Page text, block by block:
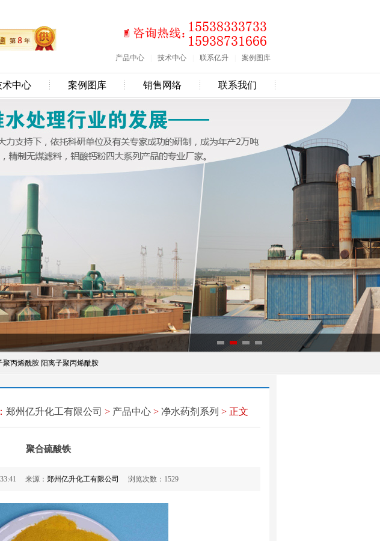
产品中心 技术中心 联系亿升 案例图库
术中心 案例图库 销售网络 联系我们
聚丙烯酰胺 阳离子聚丙烯酰胺
郑州亿升化工有限公司 > 产品中心> 净水药剂系列 > 正文
聚合硫酸铁
来源： 郑州亿升化工有限公司 浏览次数： 1529